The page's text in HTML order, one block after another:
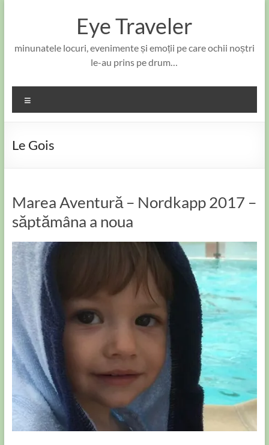
Eye Traveler
minunatele locuri, evenimente și emoții pe care ochii noștri
le-au prins pe drum…
Le Gois
Marea Aventură – Nordkapp 2017 –
săptămâna a noua